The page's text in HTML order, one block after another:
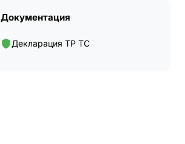
Документация
Декларация ТР ТС